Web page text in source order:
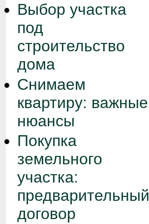
Выбор участка
под
строительство
дома
Снимаем
квартиру: важные
нюансы
Покупка
земельного
участка:
предварительный
договор